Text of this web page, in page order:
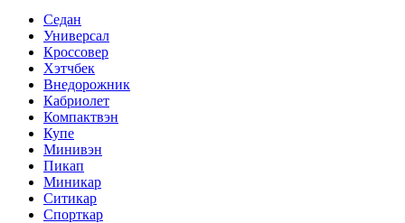
Седан
Универсал
Кроссовер
Хэтчбек
Внедорожник
Кабриолет
Компактвэн
Купе
Минивэн
Пикап
Миникар
Ситикар
Спорткар